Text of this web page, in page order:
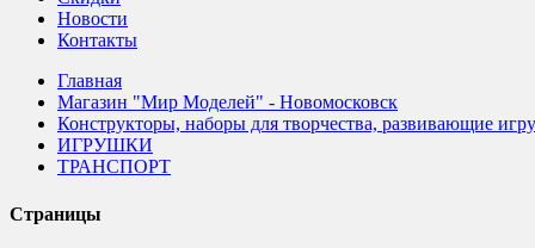
Новости
Контакты
Главная
Магазин "Мир Моделей" - Новомосковск
Конструкторы, наборы для творчества, развивающие
ИГРУШКИ
ТРАНСПОРТ
Страницы